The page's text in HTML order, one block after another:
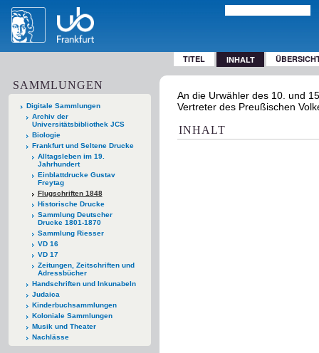
TITEL INHALT
SAMMLUNGEN
Digitale Sammlungen
Archiv der
Universitätsbibliothek JCS
Biologie
Frankfurt und Seltene Drucke
Alltagsleben im 19.
Jahrhundert
Einblattdrucke Gustav
Freytag
Flugschriften 1848
Historische Drucke
Sammlung Deutscher
Drucke 1801-1870
Sammlung Riesser
VD 16
VD 17
Zeitungen, Zeitschriften und
Adressbücher
Handschriften und Inkunabeln
Judaica
Kinderbuchsammlungen
Koloniale Sammlungen
Musik und Theater
Nachlässe
An die Urwähler des 10. und
Vertreter des Preußischen
INHALT